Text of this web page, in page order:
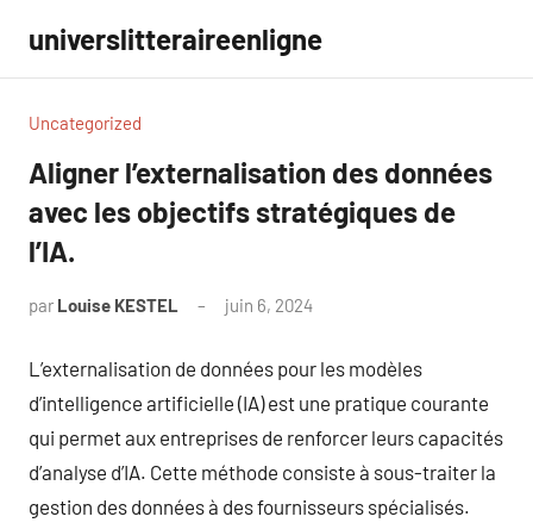
contenu
universlitteraireenligne
Uncategorized
Aligner l’externalisation des données
avec les objectifs stratégiques de
l’IA.
par Louise KESTEL juin 6, 2024
L’externalisation de données pour les modèles
d’intelligence artificielle (IA) est une pratique courante
qui permet aux entreprises de renforcer leurs capacités
d’analyse d’IA. Cette méthode consiste à sous-traiter la
gestion des données à des fournisseurs spécialisés.